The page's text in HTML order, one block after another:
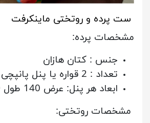
ست پرده و روتختی ماینکرفت
مشخصات پرده:
جنس : کتان هازان
تعداد : 2 قواره یا پنل پانپچی
ابعاد هر پنل: عرض 140 طول 280 سانتیمتر
مشخصات روتختی: